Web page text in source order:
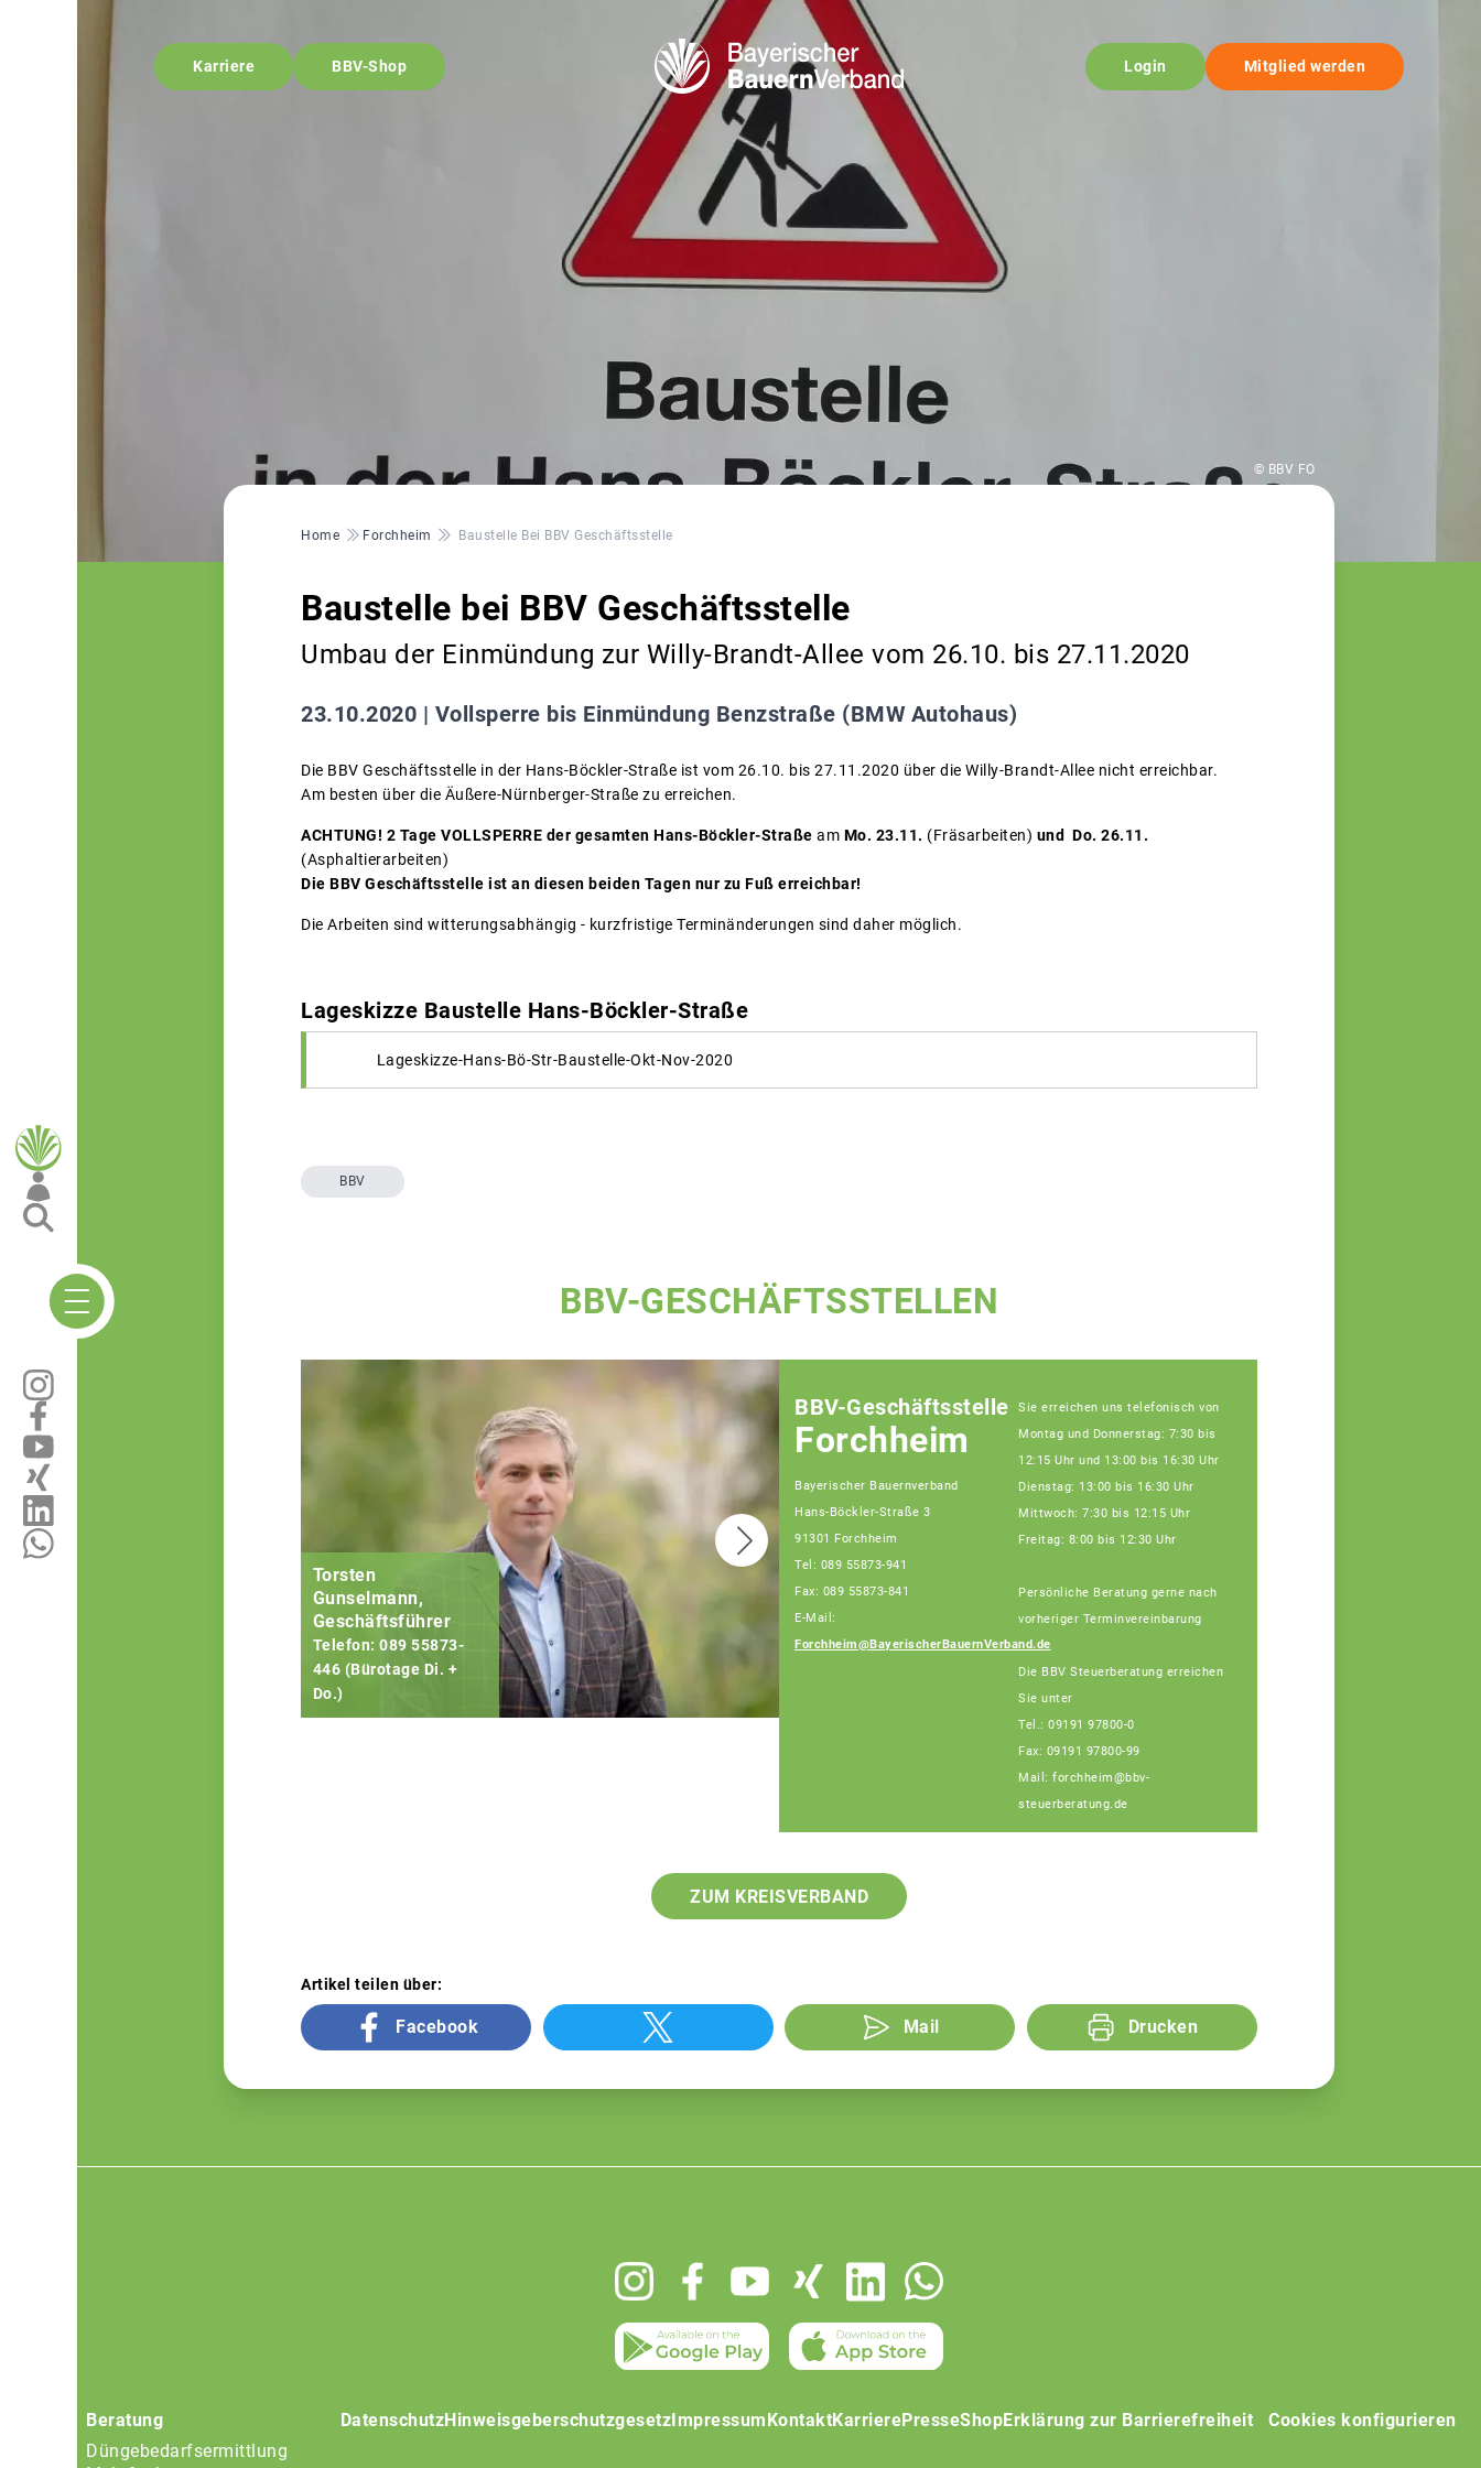
Karriere BBV-Shop Login Mitglied werden
© BBV FO
Pfadnavigation
Home Forchheim Baustelle Bei BBV Geschäftsstelle
Baustelle bei BBV Geschäftsstelle
Umbau der Einmündung zur Willy-Brandt-Allee vom 26.10. bis 27.11.2020
23.10.2020 | Vollsperre bis Einmündung Benzstraße (BMW Autohaus)
Die BBV Geschäftsstelle in der Hans-Böckler-Straße ist vom 26.10. bis 27.11.2020 über die Willy-Brandt-Allee nicht erreichbar.
Am besten über die Äußere-Nürnberger-Straße zu erreichen.
ACHTUNG! 2 Tage VOLLSPERRE der gesamten Hans-Böckler-Straße am Mo. 23.11. (Fräsarbeiten) und Do. 26.11.
(Asphaltierarbeiten)
Die BBV Geschäftsstelle ist an diesen beiden Tagen nur zu Fuß erreichbar!
Die Arbeiten sind witterungsabhängig - kurzfristige Terminänderungen sind daher möglich.
Lageskizze Baustelle Hans-Böckler-Straße
Lageskizze-Hans-Bö-Str-Baustelle-Okt-Nov-2020
BBV
BBV-GESCHÄFTSSTELLEN
Torsten
Gunselmann,
Geschäftsführer
Telefon: 089 55873-
446 (Bürotage Di. +
Do.)
Joachim Grau,
Fachberater
Telefon: 089 55873-
BBV-Geschäftsstelle
Forchheim
Bayerischer Bauernverband
Hans-Böckler-Straße 3
91301 Forchheim
Tel: 089 55873-941
Fax: 089 55873-841
E-Mail:
Forchheim@BayerischerBauernVerband.de
Sie erreichen uns telefonisch von
Montag und Donnerstag: 7:30 bis
12:15 Uhr und 13:00 bis 16:30 Uhr
Dienstag: 13:00 bis 16:30 Uhr
Mittwoch: 7:30 bis 12:15 Uhr
Freitag: 8:00 bis 12:30 Uhr
Persönliche Beratung gerne nach
vorheriger Terminvereinbarung
Die BBV Steuerberatung erreichen
Sie unter
Tel.: 09191 97800-0
Fax: 09191 97800-99
Mail: forchheim@bbv-
steuerberatung.de
ZUM KREISVERBAND
Artikel teilen über:
Facebook Mail Drucken
Beratung
Düngebedarfsermittlung
DatenschutzHinweisgeberschutzgesetzImpressumKontaktKarrierePresseShopErklärung zur Barrierefreiheit Cookies konfigurieren